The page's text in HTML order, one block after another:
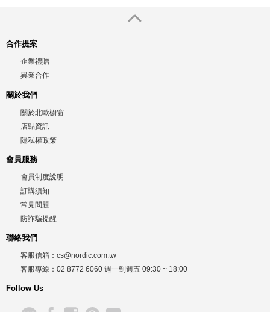
合作提案
企業禮贈
異業合作
關於我們
關於北歐櫥窗
店點資訊
隱私權政策
會員服務
會員制度說明
訂購須知
常見問題
防詐騙提醒
聯絡我們
客服信箱： cs@nordic.com.tw
客服專線： 02 8772 6060 週一到週五 09:30 ~ 18:00
Follow Us